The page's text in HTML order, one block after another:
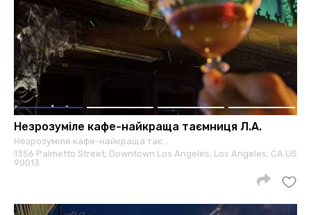
Незрозуміле кафе-найкраща таємниця Л.А.
Незрозуміле кафе-найкраща тає…
1356 Palmetto Street, Downtown Los Angeles, Los Angeles, CA US
90013